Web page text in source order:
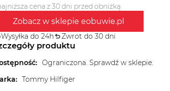
cena z 30 dni przed obniżką
Zobacz w sklepie eobuwie.pl
Wysyłka do 24h Zwrot do 30 dni
produktu
: Ograniczona. Sprawdź w sklepie.
: Tommy Hilfiger